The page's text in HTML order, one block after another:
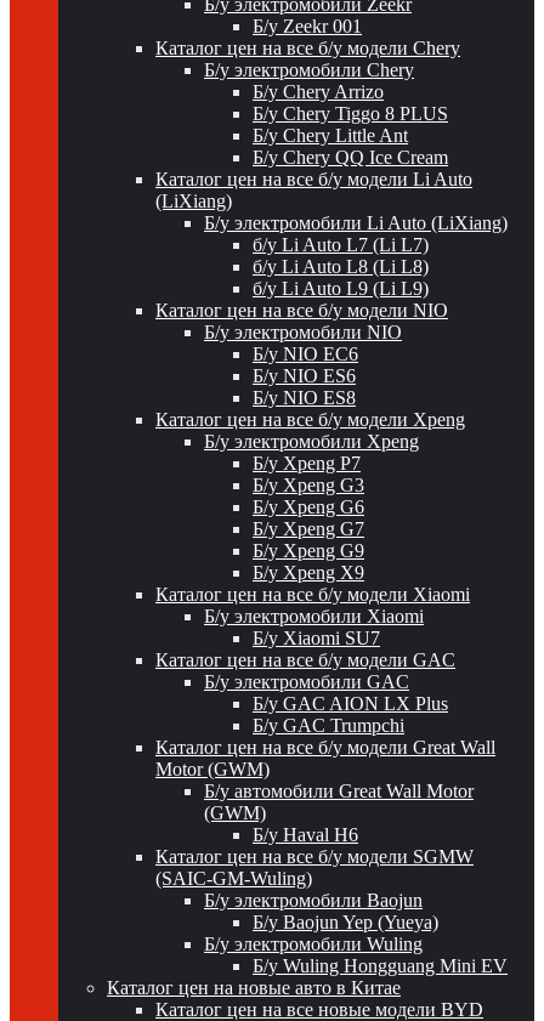
Б/у электромобили Zeekr
Б/у Zeekr 001
Каталог цен на все б/у модели Chery
Б/у электромобили Chery
Б/у Chery Arrizo
Б/у Chery Tiggo 8 PLUS
Б/у Chery Little Ant
Б/у Chery QQ Ice Cream
Каталог цен на все б/у модели Li Auto
(LiXiang)
Б/у электромобили Li Auto (LiXiang)
б/у Li Auto L7 (Li L7)
б/у Li Auto L8 (Li L8)
б/у Li Auto L9 (Li L9)
Каталог цен на все б/у модели NIO
Б/у электромобили NIO
Б/у NIO EC6
Б/у NIO ES6
Б/у NIO ES8
Каталог цен на все б/у модели Xpeng
Б/у электромобили Xpeng
Б/у Xpeng P7
Б/у Xpeng G3
Б/у Xpeng G6
Б/у Xpeng G7
Б/у Xpeng G9
Б/у Xpeng X9
Каталог цен на все б/у модели Xiaomi
Б/у электромобили Xiaomi
Б/у Xiaomi SU7
Каталог цен на все б/у модели GAC
Б/у электромобили GAC
Б/у GAC AION LX Plus
Б/у GAC Trumpchi
Каталог цен на все б/у модели Great Wall
Motor (GWM)
Б/у автомобили Great Wall Motor
(GWM)
Б/у Haval H6
Каталог цен на все б/у модели SGMW
(SAIC-GM-Wuling)
Б/у электромобили Baojun
Б/у Baojun Yep (Yueya)
Б/у электромобили Wuling
Б/у Wuling Hongguang Mini EV
Каталог цен на новые авто в Китае
Каталог цен на все новые модели BYD